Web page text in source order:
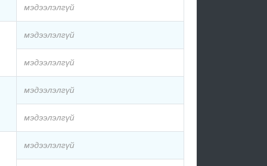
мэдээлэлгүй
мэдээлэлгүй
мэдээлэлгүй
мэдээлэлгүй
мэдээлэлгүй
мэдээлэлгүй